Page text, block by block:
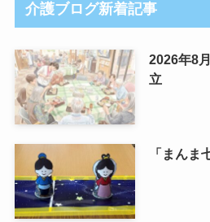
介護ブログ新着記事
2026年8
立
「まんま